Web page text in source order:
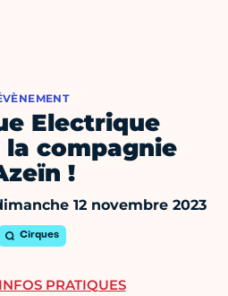
Electrique
compagnie
!
12 novembre 2023
Cirques
PRATIQUES